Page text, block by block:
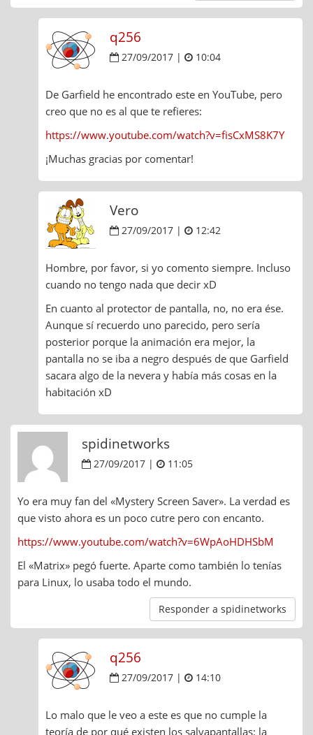
q256
27/09/2017 | 10:04
De Garfield he encontrado este en YouTube, pero
creo que no es al que te refieres:
https://www.youtube.com/watch?v=fisCxMS8K7Y
¡Muchas gracias por comentar!
Vero
27/09/2017 | 12:42
Hombre, por favor, si yo comento siempre. Incluso
cuando no tengo nada que decir xD
En cuanto al protector de pantalla, no, no era ése.
Aunque sí recuerdo uno parecido, pero sería
posterior porque la animación era mejor, la
pantalla no se iba a negro después de que Garfield
sacara algo de la nevera y había más cosas en la
habitación xD
spidinetworks
27/09/2017 | 11:05
Yo era muy fan del «Mystery Screen Saver». La verdad es
que visto ahora es un poco cutre pero con encanto.
https://www.youtube.com/watch?v=6WpAoHDHSbM
El «Matrix» pegó fuerte. Aparte como también lo tenías
para Linux, lo usaba todo el mundo.
Responder a spidinetworks
q256
27/09/2017 | 14:10
Lo malo que le veo a este es que no cumple la
teoría de por qué existen los salvapantallas: la